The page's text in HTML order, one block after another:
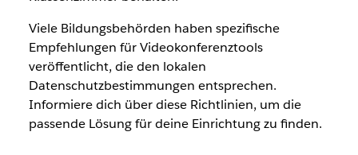
Viele Bildungsbehörden haben spezifische
Empfehlungen für Videokonferenztools
veröffentlicht, die den lokalen
Datenschutzbestimmungen entsprechen.
Informiere dich über diese Richtlinien, um die
passende Lösung für deine Einrichtung zu finden.